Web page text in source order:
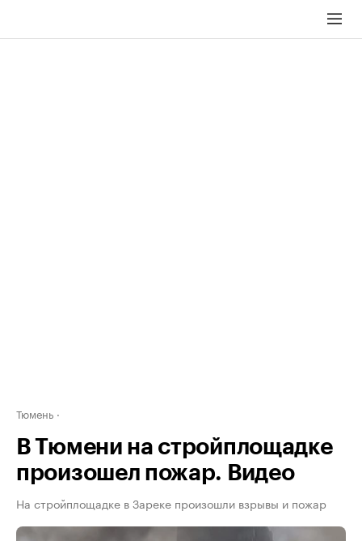
Тюмень
В Тюмени на стройплощадке
произошел пожар. Видео
На стройплощадке в Зареке произошли взрывы и пожар